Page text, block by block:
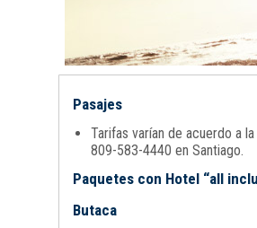
Pasajes
Tarifas varían de acuerdo a
809-583-4440 en Santiago.
Paquetes con Hotel “all
Butaca